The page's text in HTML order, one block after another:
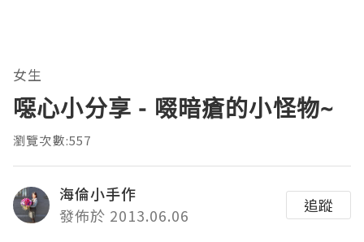
女生
噁心小分享 - 啜暗瘡的小怪物~
瀏覽次數:557
海倫小手作
發佈於 2013.06.06
追蹤